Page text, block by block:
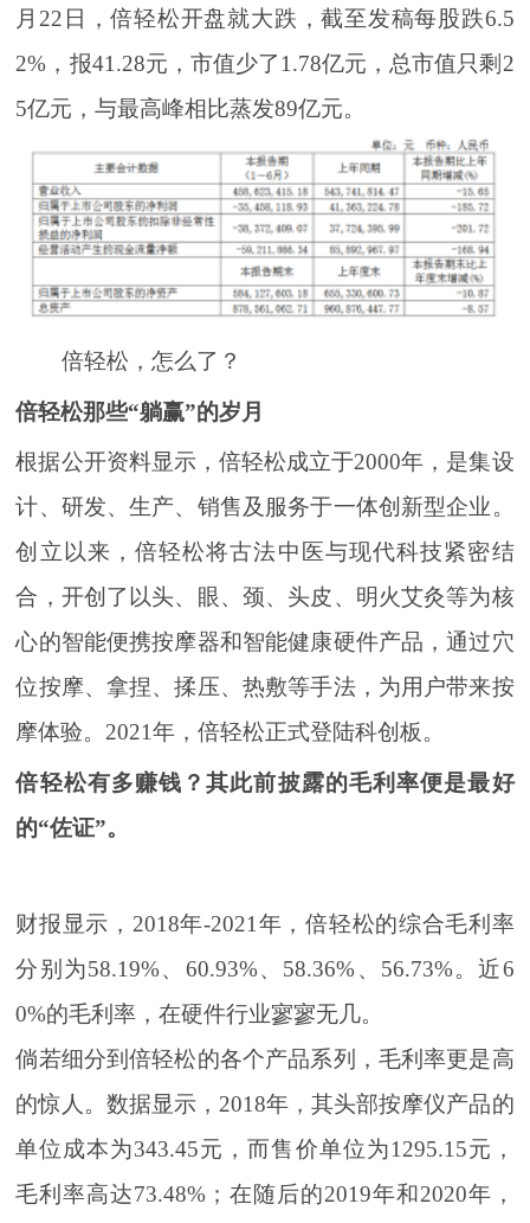
月22日，倍轻松开盘就大跌，截至发稿每股跌6.5
2%，报41.28元，市值少了1.78亿元，总市值只剩2
5亿元，与最高峰相比蒸发89亿元。
倍轻松，怎么了？
倍轻松那些“躺赢”的岁月
根据公开资料显示，倍轻松成立于2000年，是集设
计、研发、生产、销售及服务于一体创新型企业。
创立以来，倍轻松将古法中医与现代科技紧密结
合，开创了以头、眼、颈、头皮、明火艾灸等为核
心的智能便携按摩器和智能健康硬件产品，通过穴
位按摩、拿捏、揉压、热敷等手法，为用户带来按
摩体验。2021年，倍轻松正式登陆科创板。
倍轻松有多赚钱？其此前披露的毛利率便是最好
的“佐证”。
财报显示，2018年-2021年，倍轻松的综合毛利率
分别为58.19%、60.93%、58.36%、56.73%。近6
0%的毛利率，在硬件行业寥寥无几。
倘若细分到倍轻松的各个产品系列，毛利率更是高
的惊人。数据显示，2018年，其头部按摩仪产品的
单位成本为343.45元，而售价单位为1295.15元，
毛利率高达73.48%；在随后的2019年和2020年，